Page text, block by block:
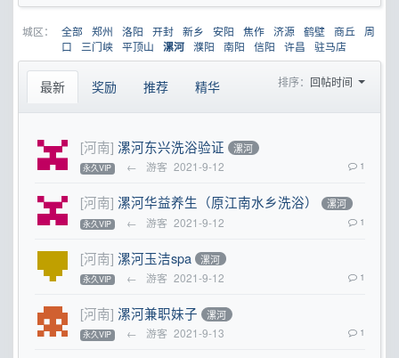
城区： 全部 郑州 洛阳 开封 新乡 安阳 焦作 济源 鹤壁 商丘
周
口
三门峡 平顶山 漯河 濮阳 南阳 信阳 许昌 驻马店
最新 奖励 推荐 精华 排序： 回帖时间
[河南] 漯河东兴洗浴验证 漯河
永久VIP ← 游客 2021-9-12 1
[河南] 漯河华益养生（原江南水乡洗浴） 漯河
永久VIP ← 游客 2021-9-12 1
[河南] 漯河玉洁spa 漯河
永久VIP ← 游客 2021-9-12 1
[河南] 漯河兼职妹子 漯河
永久VIP ← 游客 2021-9-13 1